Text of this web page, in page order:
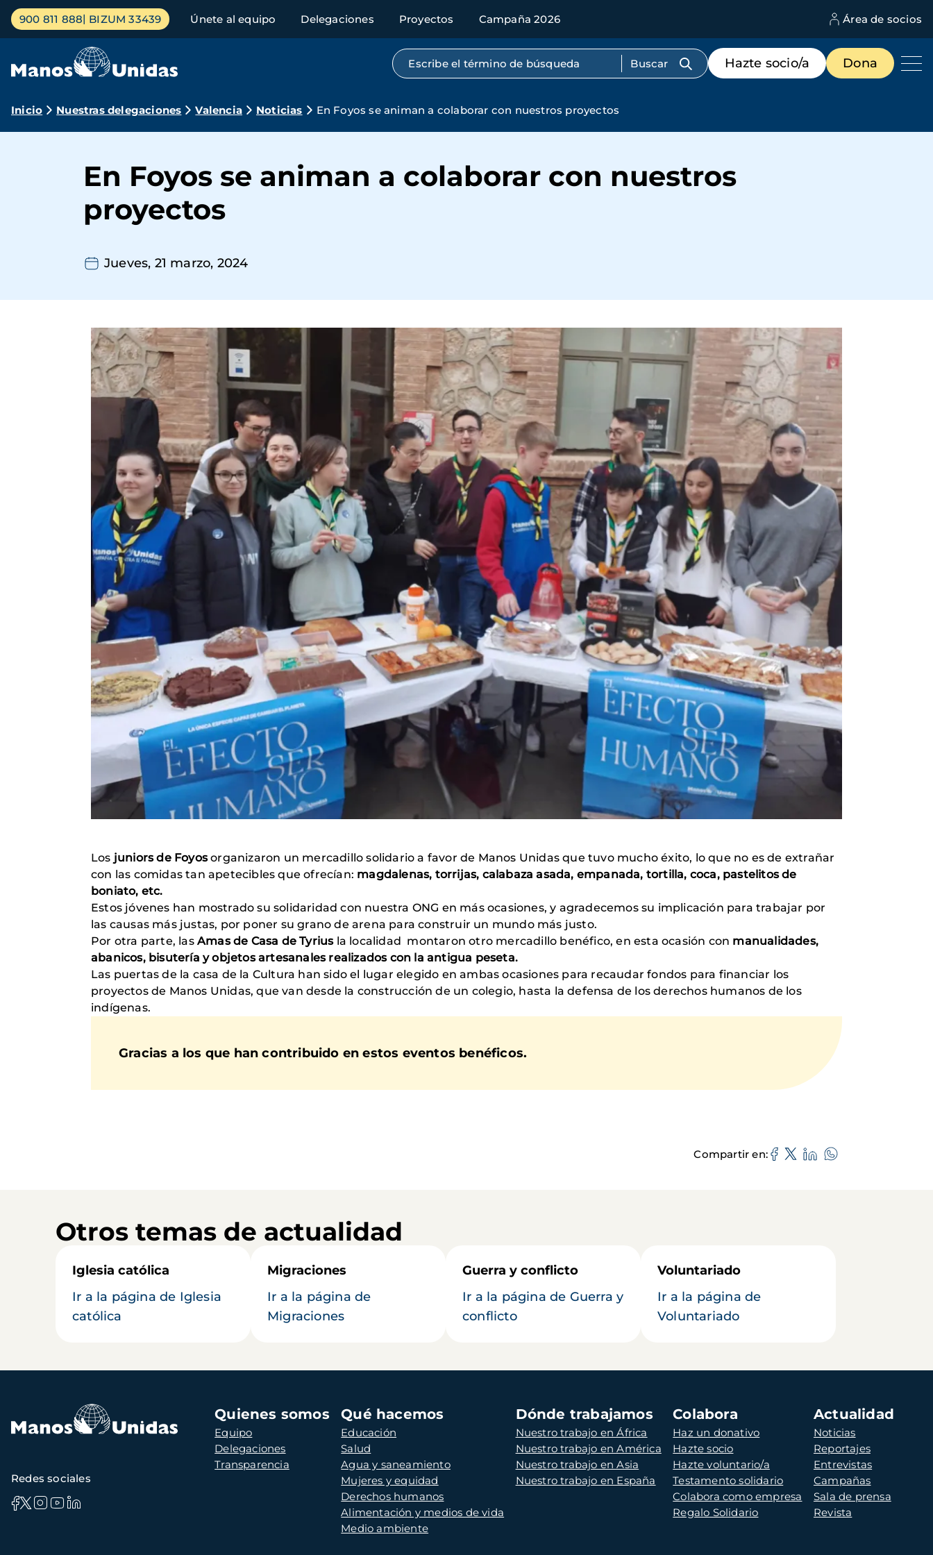
Pasar
contenido
Menú
principal
900 811 888 BIZUM 33439 Únete al equipo Delegaciones Proyectos Campaña 2026 Área de socios
Búsqueda por texto completo
Menú
de
destacados
Hazte socio/a Dona
Ruta
navegación
Inicio Nuestras delegaciones Valencia Noticias En Foyos se animan a colaborar con nuestros proyectos
En Foyos se animan a colaborar con nuestros
proyectos
Jueves, 21 marzo, 2024
Los juniors de Foyosorganizaron un mercadillo solidario a favor de Manos Unidas que tuvo mucho éxito, lo que no es de extrañar
con las comidas tan apetecibles que ofrecían: magdalenas, torrijas, calabaza asada, empanada, tortilla, coca, pastelitos de
boniato, etc.
Estos jóvenes han mostrado su solidaridad con nuestra ONG en más ocasiones, y agradecemos su implicación para trabajar por
las causas más justas, por poner su grano de arena para construir un mundo más justo.
Por otra parte, las Amas de Casa de Tyrius la localidad montaron otro mercadillo benéfico, en esta ocasión con manualidades,
abanicos, bisutería y objetos artesanales realizados con la antigua peseta.
Las puertas de la casa de la Cultura han sido el lugar elegido en ambas ocasiones para recaudar fondos para financiar los
proyectos de Manos Unidas, que van desde la construcción de un colegio, hasta la defensa de los derechos humanos de los
indígenas.
Gracias a los que han contribuido en estos eventos benéficos.
Compartir en
Otros temas de actualidad
Iglesia católica
Ir a la página de Iglesia
católica
Migraciones
Ir a la página de
Migraciones
Guerra y conflicto
Ir a la página de Guerra y
conflicto
Voluntariado
Ir a la página de
Voluntariado
Navegación
principal
Quienes somos
Equipo
Delegaciones
Transparencia
Qué hacemos
Educación
Salud
Agua y saneamiento
Mujeres y equidad
Derechos humanos
Alimentación y medios de vida
Medio ambiente
Dónde trabajamos
Nuestro trabajo en África
Nuestro trabajo en América
Nuestro trabajo en Asia
Nuestro trabajo en España
Colabora
Haz un donativo
Hazte socio
Hazte voluntario/a
Testamento solidario
Colabora como empresa
Regalo Solidario
Actualidad
Noticias
Reportajes
Entrevistas
Campañas
Sala de prensa
Revista
Redes sociales